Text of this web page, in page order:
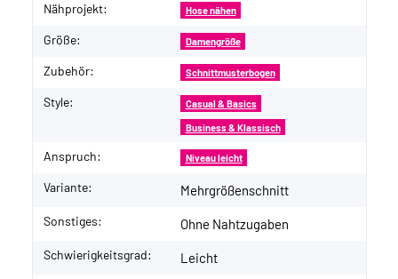
Produkteigenschaft
Wert
Nähprojekt: Hose nähen
Größe: Damengröße
Zubehör: Schnittmusterbogen
Style: Casual & Basics
Business & Klassisch
Anspruch: Niveau leicht
Variante: Mehrgrößenschnitt
Sonstiges: Ohne Nahtzugaben
Schwierigkeitsgrad: Leicht